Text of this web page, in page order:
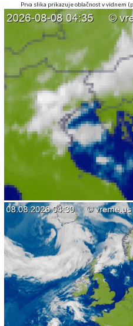
Prva slika prikazuje oblačnost v vidnem